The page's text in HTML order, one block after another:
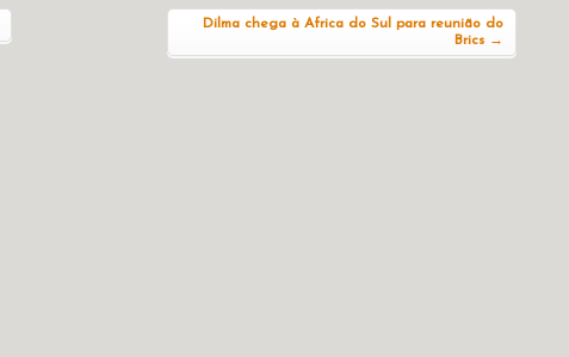
Dilma chega à Africa do Sul para reunião do
Brics →